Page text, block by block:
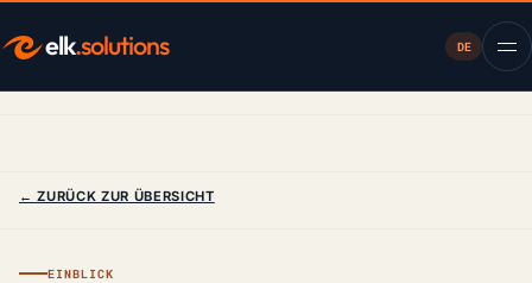
elk.solutions DE
← ZURÜCK ZUR ÜBERSICHT
EINBLICK